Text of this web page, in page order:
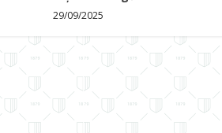
29/09/2025